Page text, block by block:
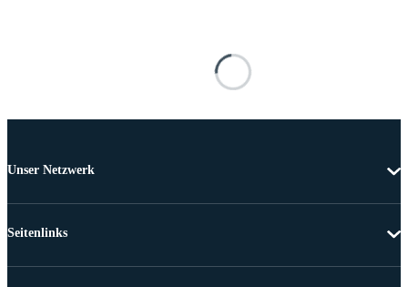
Unser Netzwerk
Seitenlinks